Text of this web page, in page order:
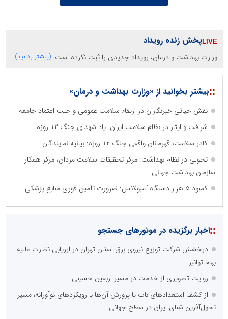
پخش زنده رویداد
وزارت بهداشت و درمان، رویداد جدیدی را ثبت نکرده است. (بیشتر بدانید)
::بیشتر بخوانید از «وزارت بهداشت و درمان»
نقش حیاتی خبرنگاران در ارتقاء سلامت عمومی و جلب اعتماد جامعه
شرافت و ایثار در نظام سلامت ایران: یاد شهدای جنگ ۱۲ روزه
کادر سلامت، قهرمانان واقعی جنگ 12 روزه: بیانیه نمایندگان
تحولی در نظام بهداشت: مرکز تحقیقات سلامت مردان، مرکز همکار
سازمان بهداشت جهانی
کمبود ۵ هزار دستگاه آمبولانس: ضرورت تأمین فوری منابع پزشکی
::اخبار برگزیده در موتورهای جستجو
درخشش شرکت توزیع نیروی برق استان تهران در ارزیابی نظارت عالیه
بهام توانیر
روایت تصویری از خدمت در مسیر اربعین حسینی
از کشف استعدادهای ناب تا پرورش آن‌ها با رویکردهای نوآورانه؛ مسیر
تحول‌آفرین شنای ایران در سطح جهانی